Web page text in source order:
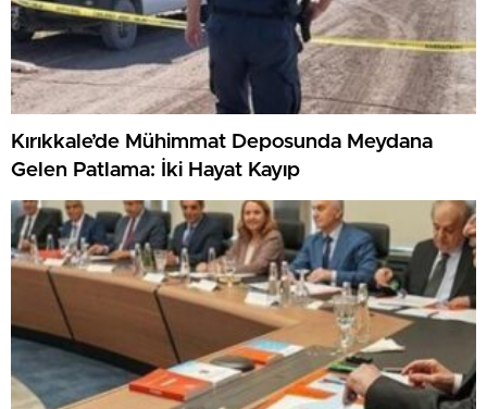
Kırıkkale’de Mühimmat Deposunda Meydana
Gelen Patlama: İki Hayat Kayıp